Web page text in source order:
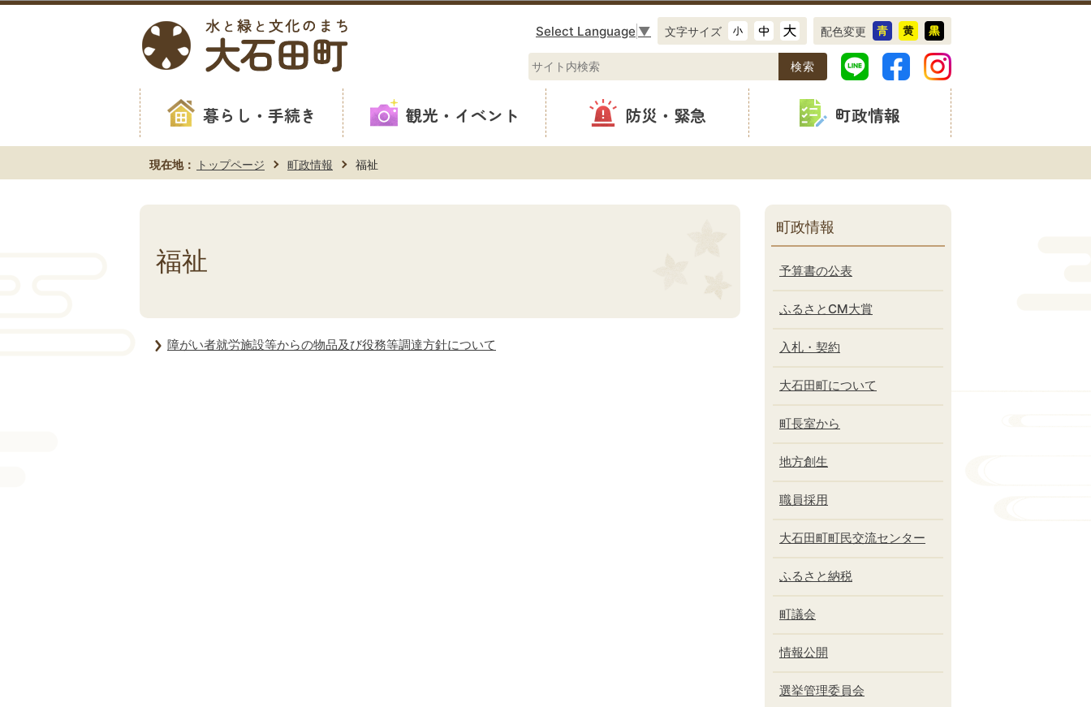
このページの本文へ移動
Select Language ▼ 文字サイズ 配色変更
暮らし・手続き 観光・イベント 防災・緊急 町政情報
現在地： トップページ 町政情報 福祉
福祉
障がい者就労施設等からの物品及び役務等調達方針について
町政情報
予算書の公表
ふるさとCM大賞
入札・契約
大石田町について
町長室から
地方創生
職員採用
大石田町町民交流センター
ふるさと納税
町議会
情報公開
選挙管理委員会